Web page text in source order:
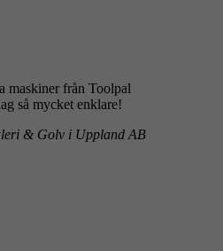
maskiner från Toolpal
så mycket enklare!
& Golv i Uppland AB